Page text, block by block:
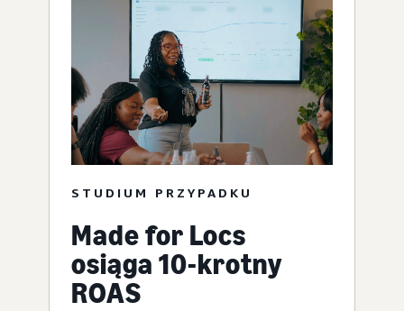
STUDIUM PRZYPADKU
Made for Locs
osiąga 10-krotny
ROAS